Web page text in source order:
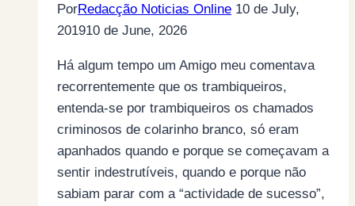
PorRedacção Noticias Online 10 de July,
201910 de June, 2026
Há algum tempo um Amigo meu comentava
recorrentemente que os trambiqueiros,
entenda-se por trambiqueiros os chamados
criminosos de colarinho branco, só eram
apanhados quando e porque se começavam a
sentir indestrutíveis, quando e porque não
sabiam parar com a “actividade de sucesso”,